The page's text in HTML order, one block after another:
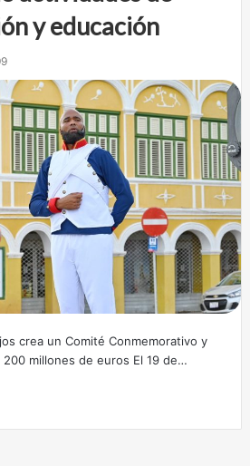
y educación
crea un Comité Conmemorativo y
millones de euros El 19 de…